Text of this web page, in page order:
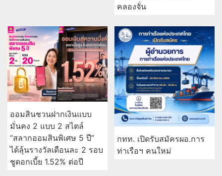
คลองจั่น
ออมสินชวนฝากเงินแบบ
มั่นคง 2 แบบ 2 สไตล์
“สลากออมสินพิเศษ 5 ปี”
ได้ลุ้นรางวัลเดือนละ 2 รอบ
ชูดอกเบี้ย 1.52% ต่อปี
กทท. เปิดรับสมัครผอ.การ
ท่าเรือฯ คนใหม่